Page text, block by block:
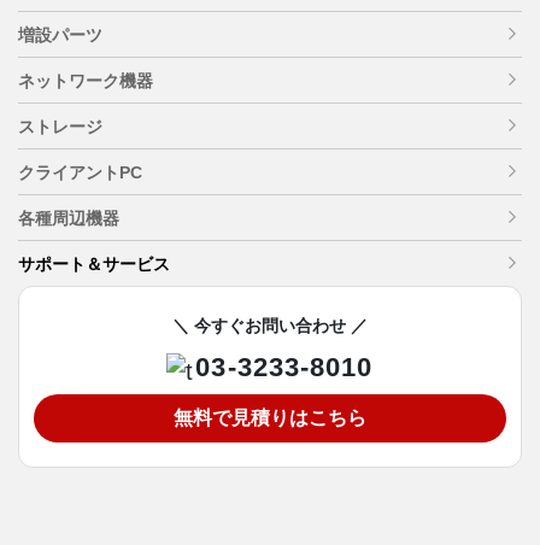
増設パーツ
ネットワーク機器
ストレージ
クライアントPC
各種周辺機器
サポート＆サービス
＼ 今すぐお問い合わせ ／
03-3233-8010
無料で見積りはこちら